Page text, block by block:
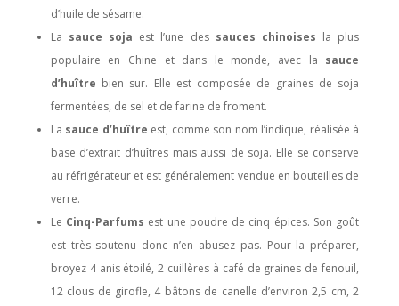
d’huile de sésame.
La sauce soja est l’une des sauces chinoises la plus
populaire en Chine et dans le monde, avec la sauce
d’huître bien sur. Elle est composée de graines de soja
fermentées, de sel et de farine de froment.
La sauce d’huître est, comme son nom l’indique, réalisée à
base d’extrait d’huîtres mais aussi de soja. Elle se conserve
au réfrigérateur et est généralement vendue en bouteilles de
verre.
Le Cinq-Parfums est une poudre de cinq épices. Son goût
est très soutenu donc n’en abusez pas. Pour la préparer,
broyez 4 anis étoilé, 2 cuillères à café de graines de fenouil,
12 clous de girofle, 4 bâtons de canelle d’environ 2,5 cm, 2